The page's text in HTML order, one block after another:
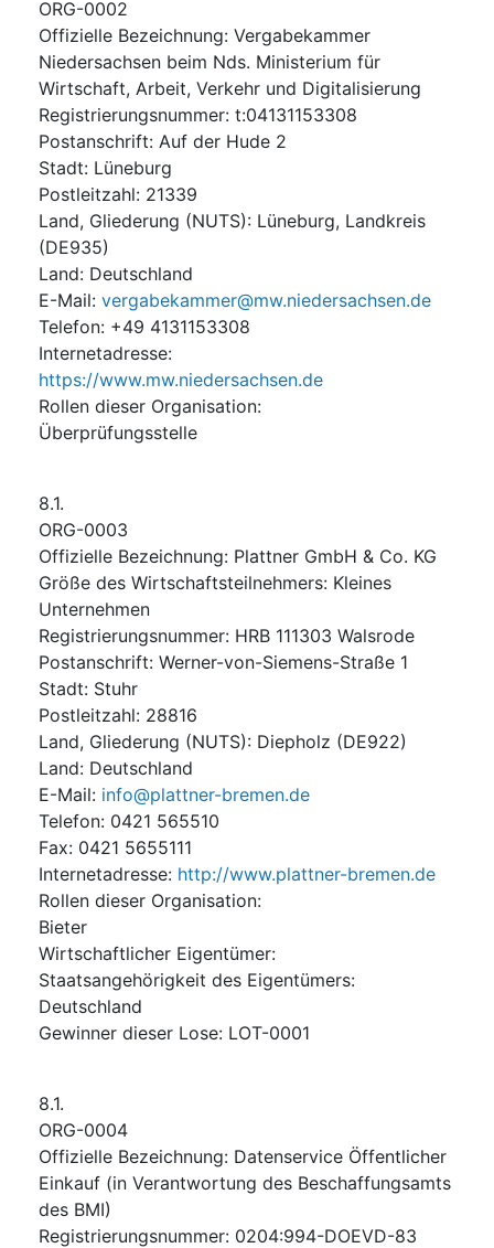
ORG-0002
Offizielle Bezeichnung: Vergabekammer
Niedersachsen beim Nds. Ministerium für
Wirtschaft, Arbeit, Verkehr und Digitalisierung
Registrierungsnummer: t:04131153308
Postanschrift: Auf der Hude 2
Stadt: Lüneburg
Postleitzahl: 21339
Land, Gliederung (NUTS): Lüneburg, Landkreis
(DE935)
Land: Deutschland
E-Mail: vergabekammer@mw.niedersachsen.de
Telefon: +49 4131153308
Internetadresse:
https://www.mw.niedersachsen.de
Rollen dieser Organisation:
Überprüfungsstelle
8.1.
ORG-0003
Offizielle Bezeichnung: Plattner GmbH & Co. KG
Größe des Wirtschaftsteilnehmers: Kleines
Unternehmen
Registrierungsnummer: HRB 111303 Walsrode
Postanschrift: Werner-von-Siemens-Straße 1
Stadt: Stuhr
Postleitzahl: 28816
Land, Gliederung (NUTS): Diepholz (DE922)
Land: Deutschland
E-Mail: info@plattner-bremen.de
Telefon: 0421 565510
Fax: 0421 5655111
Internetadresse: http://www.plattner-bremen.de
Rollen dieser Organisation:
Bieter
Wirtschaftlicher Eigentümer:
Staatsangehörigkeit des Eigentümers:
Deutschland
Gewinner dieser Lose: LOT-0001
8.1.
ORG-0004
Offizielle Bezeichnung: Datenservice Öffentlicher
Einkauf (in Verantwortung des Beschaffungsamts
des BMI)
Registrierungsnummer: 0204:994-DOEVD-83